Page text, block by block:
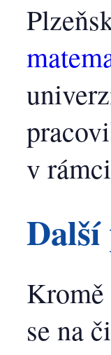
v rámci
Kromě
se na